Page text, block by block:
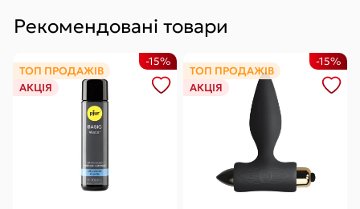
Рекомендовані товари
ТОП ПРОДАЖІВ
АКЦІЯ
-15%
ТОП ПРОДАЖІВ
АКЦІЯ
-15%